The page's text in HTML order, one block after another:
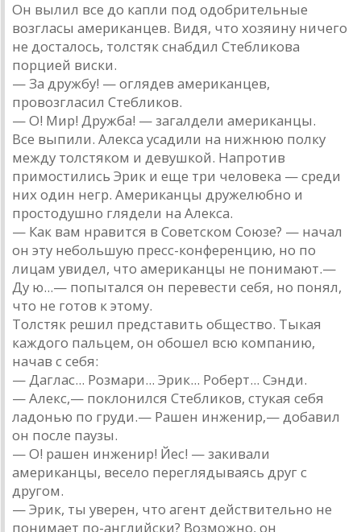
Он вылил все до капли под одобрительные
возгласы американцев. Видя, что хозяину ничего
не досталось, толстяк снабдил Стебликова
порцией виски.
— За дружбу! — оглядев американцев,
провозгласил Стебликов.
— О! Мир! Дружба! — загалдели американцы.
Все выпили. Алекса усадили на нижнюю полку
между толстяком и девушкой. Напротив
примостились Эрик и еще три человека — среди
них один негр. Американцы дружелюбно и
простодушно глядели на Алекса.
— Как вам нравится в Советском Союзе? — начал
он эту небольшую пресс-конференцию, но по
лицам увидел, что американцы не понимают.—
Ду ю...— попытался он перевести себя, но понял,
что не готов к этому.
Толстяк решил представить общество. Тыкая
каждого пальцем, он обошел всю компанию,
начав с себя:
— Даглас... Розмари... Эрик... Роберт... Сэнди.
— Алекс,— поклонился Стебликов, стукая себя
ладонью по груди.— Рашен инженир,— добавил
он после паузы.
— О! рашен инженир! Йес! — закивали
американцы, весело переглядываясь друг с
другом.
— Эрик, ты уверен, что агент действительно не
понимает по-английски? Возможно, он